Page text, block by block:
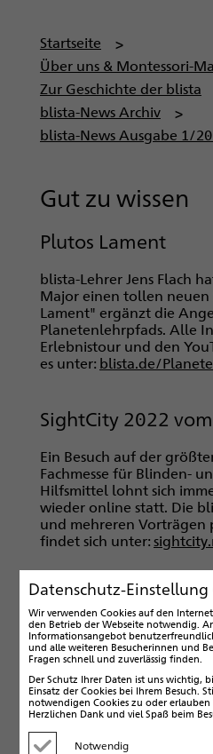
P
f
a
d
n
a
t
o
n
Startseite
Über uns & Montessori-
Zur Geschichte der blista
blista-News Archiv
blista-News Ausgabe 1/
Gut zu wissen
Plutos Lament
blista-Lehrer Jens Flach
Major einen tollen
Lament" ergänzt die
Planetenlehrpfads. Alle
Erlebnistour und den
es unter: blista.de/
SightCity 2022
Ein Besuch auf der
Fachmesse für Blinden-
Hilfsmittel lohnt sich
wieder online statt. Die
und mehreren Vorträgen
findet sich unter:
Kunstauktion beim
Stadtteilfest am
Hier kann man Werke
ersteigern! Mit Arbeiten
sich die blista an der
Rühle" im Marburger
Rahmen des Fests 800
Verein zur Förderung der
Datenschutz-Einstellung
Wir verwenden Cookies auf den
den Betrieb der Webseite notwendig.
Informationsangebot
und alle weiteren Besucherinnen und
Fragen schnell und zuverlässig finden.
Der Schutz Ihrer Daten ist uns wichtig,
Einsatz der Cookies bei Ihrem Besuch.
notwendigen Cookies zu oder erlauben
Herzlichen Dank und viel Spaß beim
Notwendig